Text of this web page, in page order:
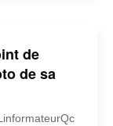
de
de sa